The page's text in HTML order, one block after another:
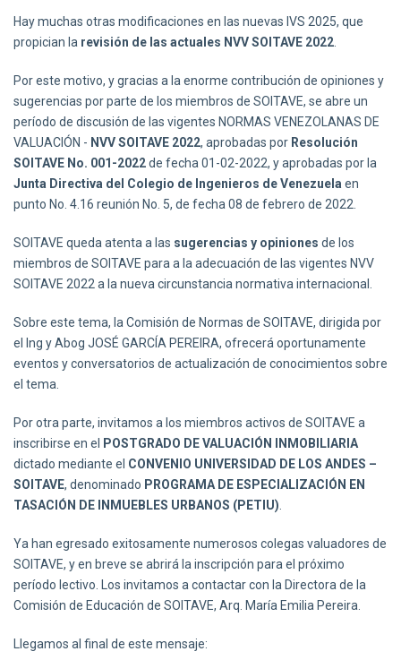
Hay muchas otras modificaciones en las nuevas IVS 2025, que
propician la revisión de las actuales NVV SOITAVE 2022
Por este motivo, y gracias a la enorme contribución de opiniones y
sugerencias por parte de los miembros de SOITAVE, se abre un
período de discusión de las vigentes NORMAS VENEZOLANAS DE
VALUACIÓN - NVV SOITAVE 2022, aprobadas por Resolución
SOITAVE No. 001-2022de fecha 01-02-2022, y aprobadas por la
Junta Directiva del Colegio de Ingenieros de Venezuela en
punto No. 4.16 reunión No. 5, de fecha 08 de febrero de 2022.
SOITAVE queda atenta a las sugerencias y opiniones de los
miembros de SOITAVE para a la adecuación de las vigentes NVV
SOITAVE 2022 a la nueva circunstancia normativa internacional.
Sobre este tema, la Comisión de Normas de SOITAVE, dirigida por
el Ing y Abog JOSÉ GARCÍA PEREIRA, ofrecerá oportunamente
eventos y conversatorios de actualización de conocimientos sobre
el tema.
Por otra parte, invitamos a los miembros activos de SOITAVE a
inscribirse en el
POSTGRADO DE VALUACIÓN INMOBILIARIA
dictado mediante el CONVENIO UNIVERSIDAD DE LOS ANDES –
SOITAVE, denominado PROGRAMA DE ESPECIALIZACIÓN EN
TASACIÓN DE INMUEBLES URBANOS (PETIU)
Ya han egresado exitosamente numerosos colegas valuadores de
SOITAVE, y en breve se abrirá la inscripción para el próximo
período lectivo. Los invitamos a contactar con la Directora de la
Comisión de Educación de SOITAVE, Arq. María Emilia Pereira.
Llegamos al final de este mensaje: